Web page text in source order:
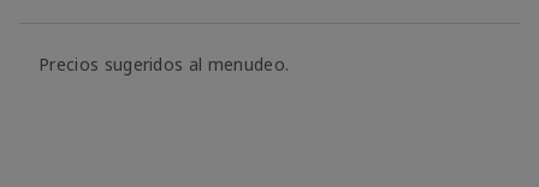
Precios sugeridos al menudeo.